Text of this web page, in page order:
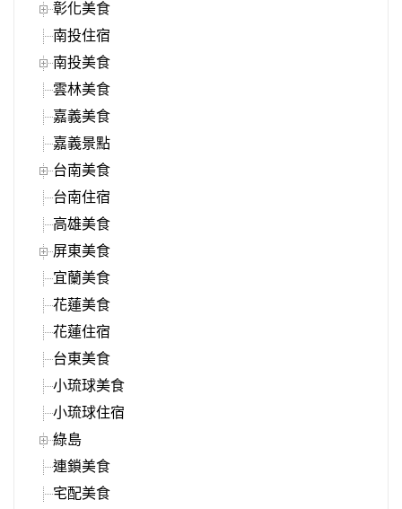
彰化美食
南投住宿
南投美食
雲林美食
嘉義美食
嘉義景點
台南美食
台南住宿
高雄美食
屏東美食
宜蘭美食
花蓮美食
花蓮住宿
台東美食
小琉球美食
小琉球住宿
綠島
連鎖美食
宅配美食